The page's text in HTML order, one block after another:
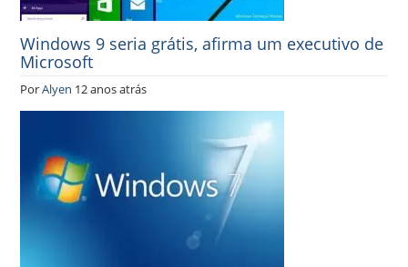
Windows 9 seria grátis, afirma um executivo de
Microsoft
PorAlyen 12 anos atrás